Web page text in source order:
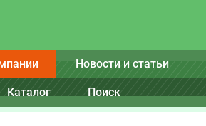
Новости и статьи
Каталог Поиск